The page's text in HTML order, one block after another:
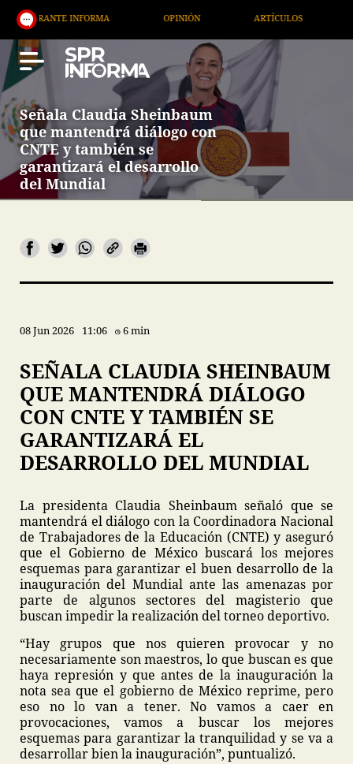
INFORMA
Señala Claudia Sheinbaum
que mantendrá diálogo con
CNTE y también se
garantizará el desarrollo
del Mundial
08 Jun 2026 11:06 6 min
SEÑALA CLAUDIA SHEINBAUM
QUE MANTENDRÁ DIÁLOGO
CON CNTE Y TAMBIÉN SE
GARANTIZARÁ EL
DESARROLLO DEL MUNDIAL
La presidenta Claudia Sheinbaum señaló que se
mantendrá el diálogo con la Coordinadora Nacional
de Trabajadores de la Educación (CNTE) y aseguró
que el Gobierno de México buscará los mejores
esquemas para garantizar el buen desarrollo de la
inauguración del Mundial ante las amenazas por
parte de algunos sectores del magisterio que
buscan impedir la realización del torneo deportivo.
“Hay grupos que nos quieren provocar y no
necesariamente son maestros, lo que buscan es que
haya represión y que antes de la inauguración la
nota sea que el gobierno de México reprime, pero
eso no lo van a tener. No vamos a caer en
provocaciones, vamos a buscar los mejores
esquemas para garantizar la tranquilidad y se va a
desarrollar bien la inauguración”, puntualizó.